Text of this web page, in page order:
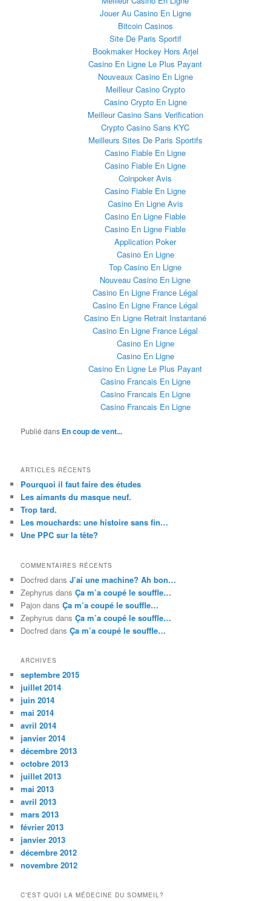
Jouer Au Casino En Ligne
Bitcoin Casinos
Site De Paris Sportif
Bookmaker Hockey Hors Arjel
Casino En Ligne Le Plus Payant
Nouveaux Casino En Ligne
Meilleur Casino Crypto
Casino Crypto En Ligne
Meilleur Casino Sans Verification
Crypto Casino Sans KYC
Meilleurs Sites De Paris Sportifs
Casino Fiable En Ligne
Casino Fiable En Ligne
Coinpoker Avis
Casino Fiable En Ligne
Casino En Ligne Avis
Casino En Ligne Fiable
Casino En Ligne Fiable
Application Poker
Casino En Ligne
Top Casino En Ligne
Nouveau Casino En Ligne
Casino En Ligne France Légal
Casino En Ligne France Légal
Casino En Ligne Retrait Instantané
Casino En Ligne France Légal
Casino En Ligne
Casino En Ligne
Casino En Ligne Le Plus Payant
Casino Francais En Ligne
Casino Francais En Ligne
Casino Francais En Ligne
Publié dans En coup de vent...
ARTICLES RÉCENTS
Pourquoi il faut faire des études
Les aimants du masque neuf.
Trop tard.
Les mouchards: une histoire sans fin…
Une PPC sur la tête?
COMMENTAIRES RÉCENTS
Docfred dansJ’ai une machine? Ah bon…
Zephyrus dansÇa m’a coupé le souffle…
Pajon dansÇa m’a coupé le souffle…
Zephyrus dansÇa m’a coupé le souffle…
Docfred dansÇa m’a coupé le souffle…
ARCHIVES
septembre 2015
juillet 2014
juin 2014
mai 2014
avril 2014
janvier 2014
décembre 2013
octobre 2013
juillet 2013
mai 2013
avril 2013
mars 2013
février 2013
janvier 2013
décembre 2012
novembre 2012
C’EST QUOI LA MÉDECINE DU SOMMEIL?